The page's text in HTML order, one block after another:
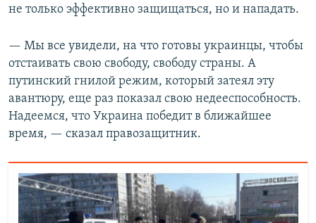
не только эффективно защищаться, но и нападать.
— Мы все увидели, на что готовы украинцы, чтобы
отстаивать свою свободу, свободу страны. А
путинский гнилой режим, который затеял эту
авантюру, еще раз показал свою недееспособность.
Надеемся, что Украина победит в ближайшее
время, — сказал правозащитник.